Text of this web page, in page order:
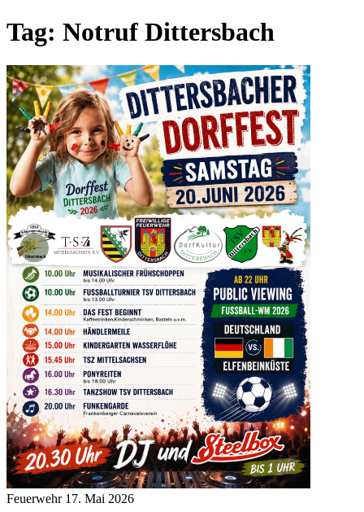
Tag: Notruf Dittersbach
Feuerwehr 17. Mai 2026